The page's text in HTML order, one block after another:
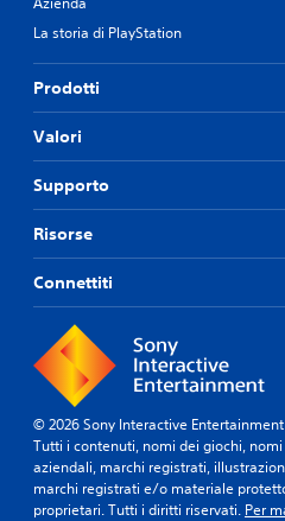
La storia di PlayStation
Prodotti
Valori
Supporto
Risorse
Connettiti
© 2026 Sony Interactive Entertainment
Tutti i contenuti, nomi dei giochi,
aziendali, marchi registrati,
marchi registrati e/o materiale
proprietari. Tutti i diritti riservati. Per